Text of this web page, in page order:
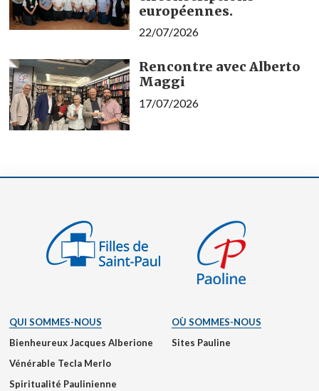
européennes.
22/07/2026
Rencontre avec Alberto
Maggi
17/07/2026
QUI SOMMES-NOUS
Bienheureux Jacques Alberione
Vénérable Tecla Merlo
Spiritualité Paulinienne
OÙ SOMMES-NOUS
Sites Pauline